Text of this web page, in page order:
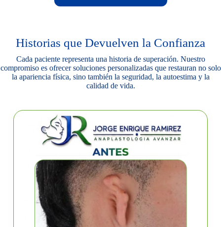
Historias que Devuelven la Confianza
Cada paciente representa una historia de superación. Nuestro
compromiso es ofrecer soluciones personalizadas que restauran no solo
la apariencia física, sino también la seguridad, la autoestima y la
calidad de vida.